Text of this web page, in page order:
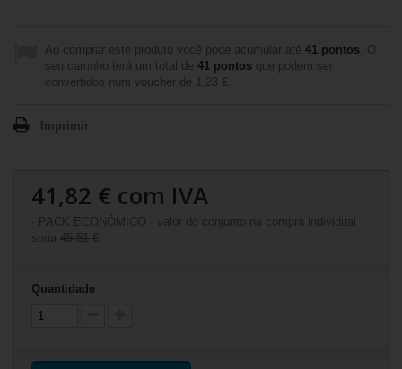
Ao comprar este produto você pode acumular até 41 pontos . O
seu carrinho terá um total de 41 pontos que podem ser
convertidos num voucher de 1,23 €
Imprimir
41,82 € com IVA
- PACK ECONÓMICO - valor do conjunto na compra individual
seria 45,51 €
Quantidade